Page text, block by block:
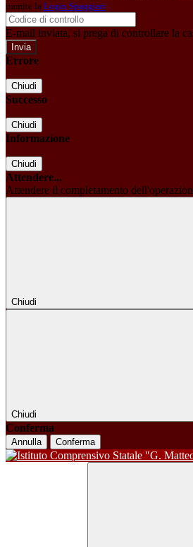
tramite la Login Spaggiari
E-mail inviata, si prega di controllare la
Errore
Chiudi
Successo
Chiudi
Informazione
Chiudi
Attendere...
Attendere il completamento
Chiudi
Chiudi
Conferma
Annulla Conferma